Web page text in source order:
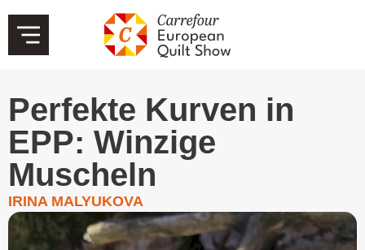
Perfekte Kurven in
EPP: Winzige
Muscheln
IRINA MALYUKOVA